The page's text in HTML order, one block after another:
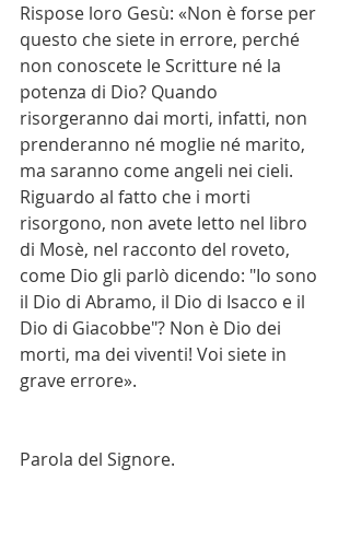
Rispose loro Gesù: «Non è forse per
questo che siete in errore, perché
non conoscete le Scritture né la
potenza di Dio? Quando
risorgeranno dai morti, infatti, non
prenderanno né moglie né marito,
ma saranno come angeli nei cieli.
Riguardo al fatto che i morti
risorgono, non avete letto nel libro
di Mosè, nel racconto del roveto,
come Dio gli parlò dicendo: "Io sono
il Dio di Abramo, il Dio di Isacco e il
Dio di Giacobbe"? Non è Dio dei
morti, ma dei viventi! Voi siete in
grave errore».
Parola del Signore.